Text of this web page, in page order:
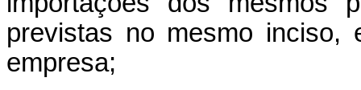
previstas no mesmo inciso,
empresa;